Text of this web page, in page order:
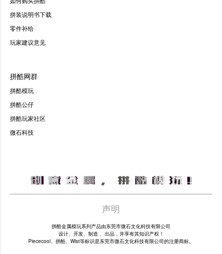
拼装说明书下载
零件补给
玩家建议意见
拼酷网群
拼酷模玩
拼酷公仔
拼酷玩家社区
微石科技
声明
拼酷金属模玩系列产品由东莞市微石文化科技有限公司
设计、开发、制造 、出品，并享有其知识产权！
Piececool、拼酷、Wist等标识是东莞市微石文化科技有限公司的注册商标。